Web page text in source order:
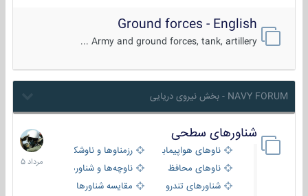
Ground forces - English
Army and ground forces, tank, artillery ...
NAVY FORUM - بخش نیروی دریایی
شناورهای سطحی
ناوهای هواپیمابر و بالگرد بررزمناوها و ناوشکن‌ها
ناوهای محافظ
ناوچه‌ها و شناورهای گشتی
شناورهای تندرو
مقایسه شناورها
2
مرداد
1405